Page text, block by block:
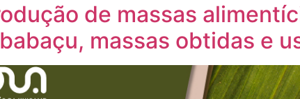
de massas
massas obtidas e